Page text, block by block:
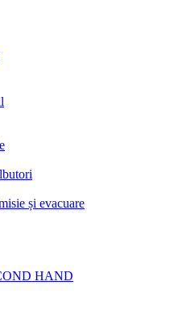
și evacuare
HAND